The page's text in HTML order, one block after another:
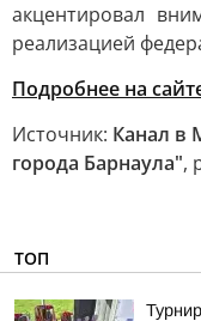
акцентировал
реализацией
Подробнее на
Источник: Канал в
города Барнаула",
ТОП